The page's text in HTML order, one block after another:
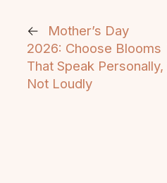
←
Mother’s Day
2026: Choose Blooms
That Speak Personally,
Not Loudly